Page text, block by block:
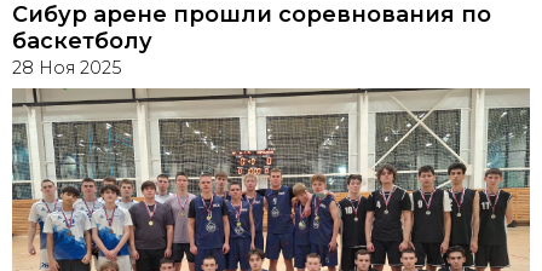
Сибур арене прошли соревнования по
баскетболу
28 Ноя 2025